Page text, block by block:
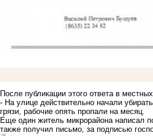
После публикации этого ответа в
- На улице действительно начали
грязи, рабочие опять пропали на месяц.
Еще один житель микрорайона написал
также получил письмо, за подписью